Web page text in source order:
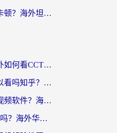
海外玩坦克世界总卡顿？海外坦克世界加速器有哪些？实测好用的选择在这里
海外党亲测：在海外如何看CCTV？告别“仅限大陆播放”的实用指南
央视影音在海外可以看吗知乎？留学生亲测：3步解决地域限制+追剧自由
在国外怎么看咪咕视频软件？海外党亲测有效的回国加速方案
12123在国外能登录吗？海外华人必看的回国加速实用指南